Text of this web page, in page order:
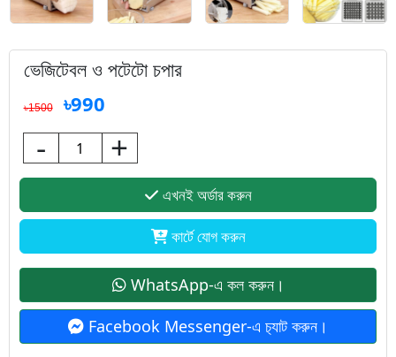
ভেজিটেবল ও পটেটো চপার
৳1500 ৳990
- +
এখনই অর্ডার করুন
কার্টে যোগ করুন
WhatsApp-এ কল করুন।
Facebook Messenger-এ চ‍্যাট করুন।